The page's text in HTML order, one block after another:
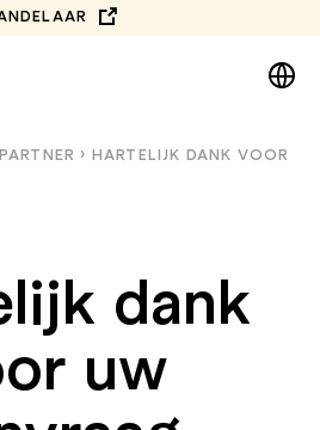
DE
NL
› HARTELIJK DANK VOOR
dank
uw